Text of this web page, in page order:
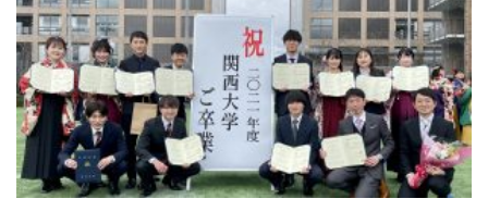
リンク アクセス